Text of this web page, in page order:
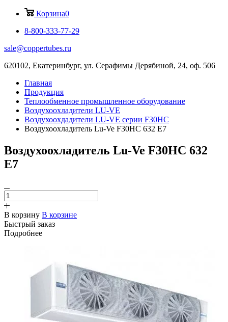
Корзина0
8-800-333-77-29
sale@coppertubes.ru
620102, Екатеринбург, ул. Серафимы Дерябиной, 24, оф. 506
Главная
Продукция
Теплообменное промышленное оборудование
Воздухоохладители LU-VE
Воздухоохдадители LU-VE серии F30HC
Воздухоохладитель Lu-Ve F30HC 632 E7
Воздухоохладитель Lu-Ve F30HC 632
E7
В корзину В корзине
Быстрый заказ
Подробнее